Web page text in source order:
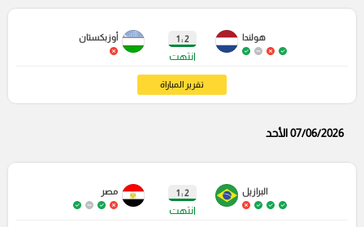
هولندا 2 : 1
انتهت
أوزبكستان
تقرير المباراة
07/06/2026 الأحد
البرازيل 2 : 1
انتهت
مصر